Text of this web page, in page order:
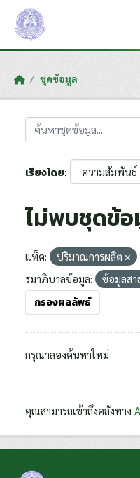
Skip to main content
ชุดข้อมูล
เรียงโดย
ไม่พบชุดข้
แท็ค: ปริมาณการผลิต
รมาภิบาลข้อมูล:
ข้อมูลส
กรองผลลัพธ์
กรุณาลองค้นหาใหม่
คุณสามารถเข้าถึงคลังทาง